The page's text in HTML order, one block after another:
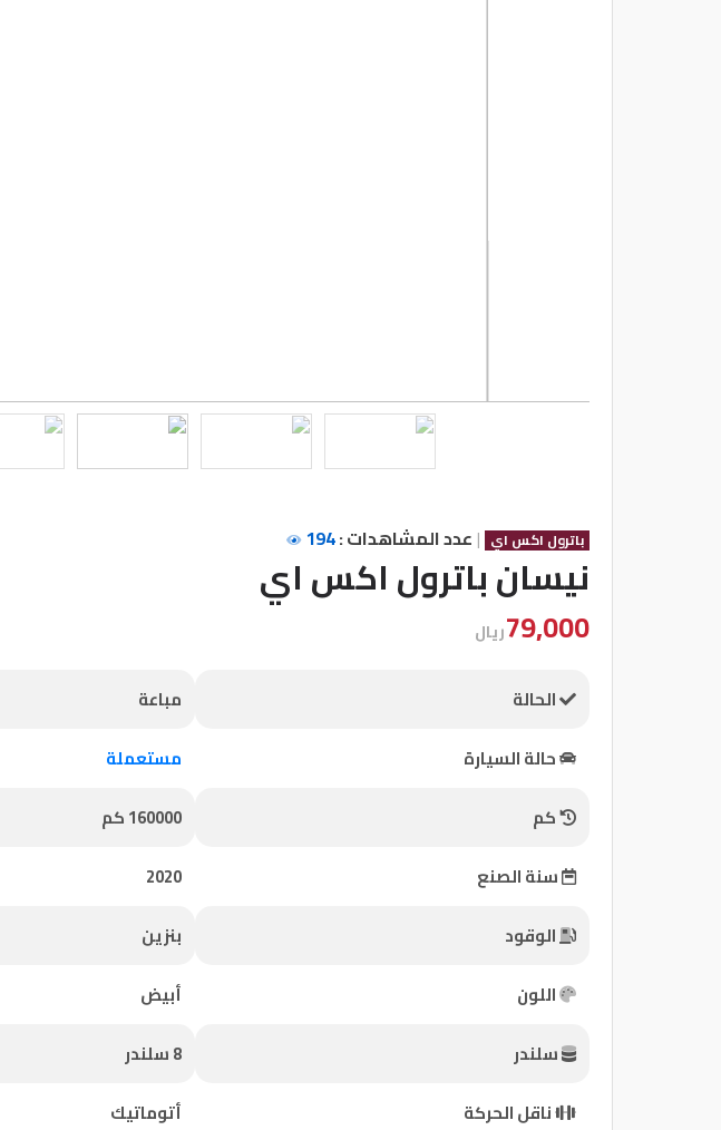
باترول اكس اي | عدد المشاهدات :194
نيسان باترول اكس اي
79,000ريال
الحالة
مباعة
حالة السيارة
مستعملة
كم
160000 كم
سنة الصنع
2020
الوقود
بنزين
اللون
أبيض
سلندر
8 سلندر
ناقل الحركة
أتوماتيك